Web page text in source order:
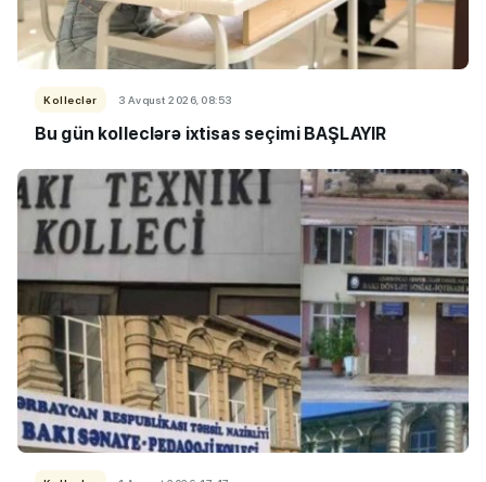
Kolleclər 3 Avqust 2026, 08:53
Bu gün kolleclərə ixtisas seçimi BAŞLAYIR